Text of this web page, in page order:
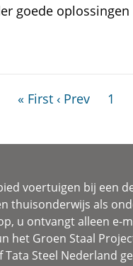
goede
« First ‹ Prev 1
voertuigen bij een
thuisonderwijs als
u ontvangt alleen e-
het Groen Staal
Tata Steel Nederland